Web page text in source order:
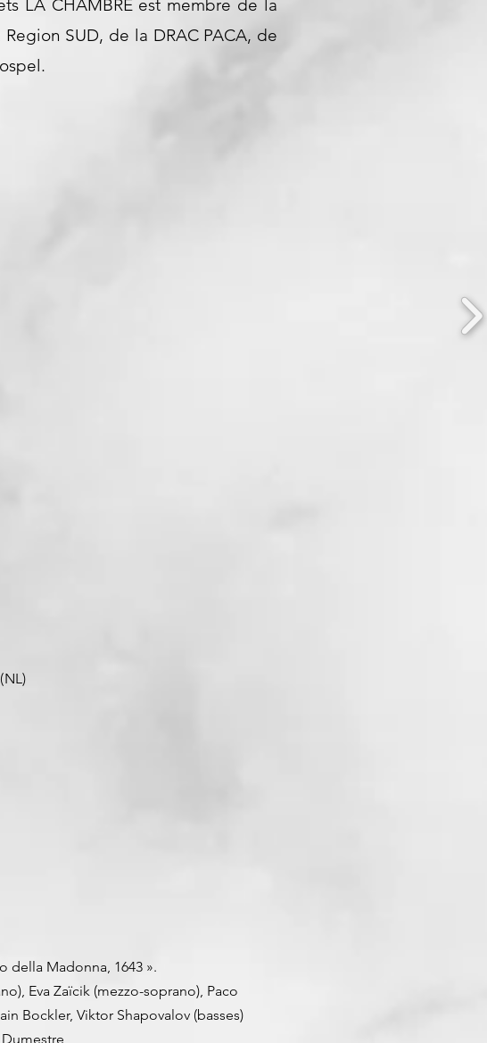
LA CHAMBRE est membre de la
SUD, de la DRAC PACA, de
della Madonna, 1643 ».
Eva Zaïcik (mezzo-soprano), Paco
Bockler, Viktor Shapovalov (basses)